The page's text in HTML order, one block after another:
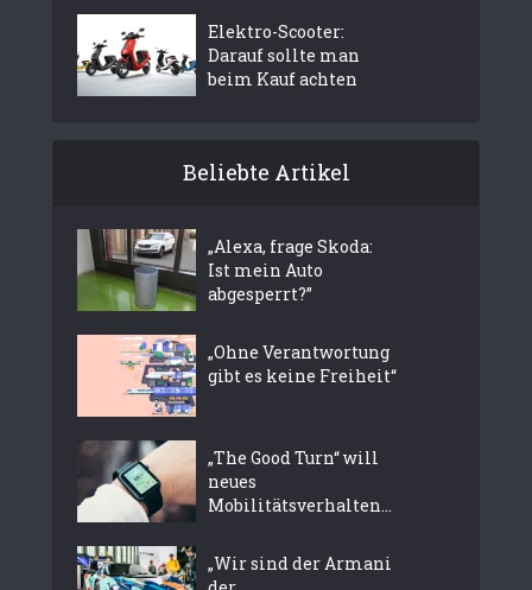
Elektro-Scooter:
Darauf sollte man
beim Kauf achten
Beliebte Artikel
„Alexa, frage Skoda:
Ist mein Auto
abgesperrt?”
„Ohne Verantwortung
gibt es keine Freiheit“
„The Good Turn“ will
neues
Mobilitätsverhalten...
„Wir sind der Armani